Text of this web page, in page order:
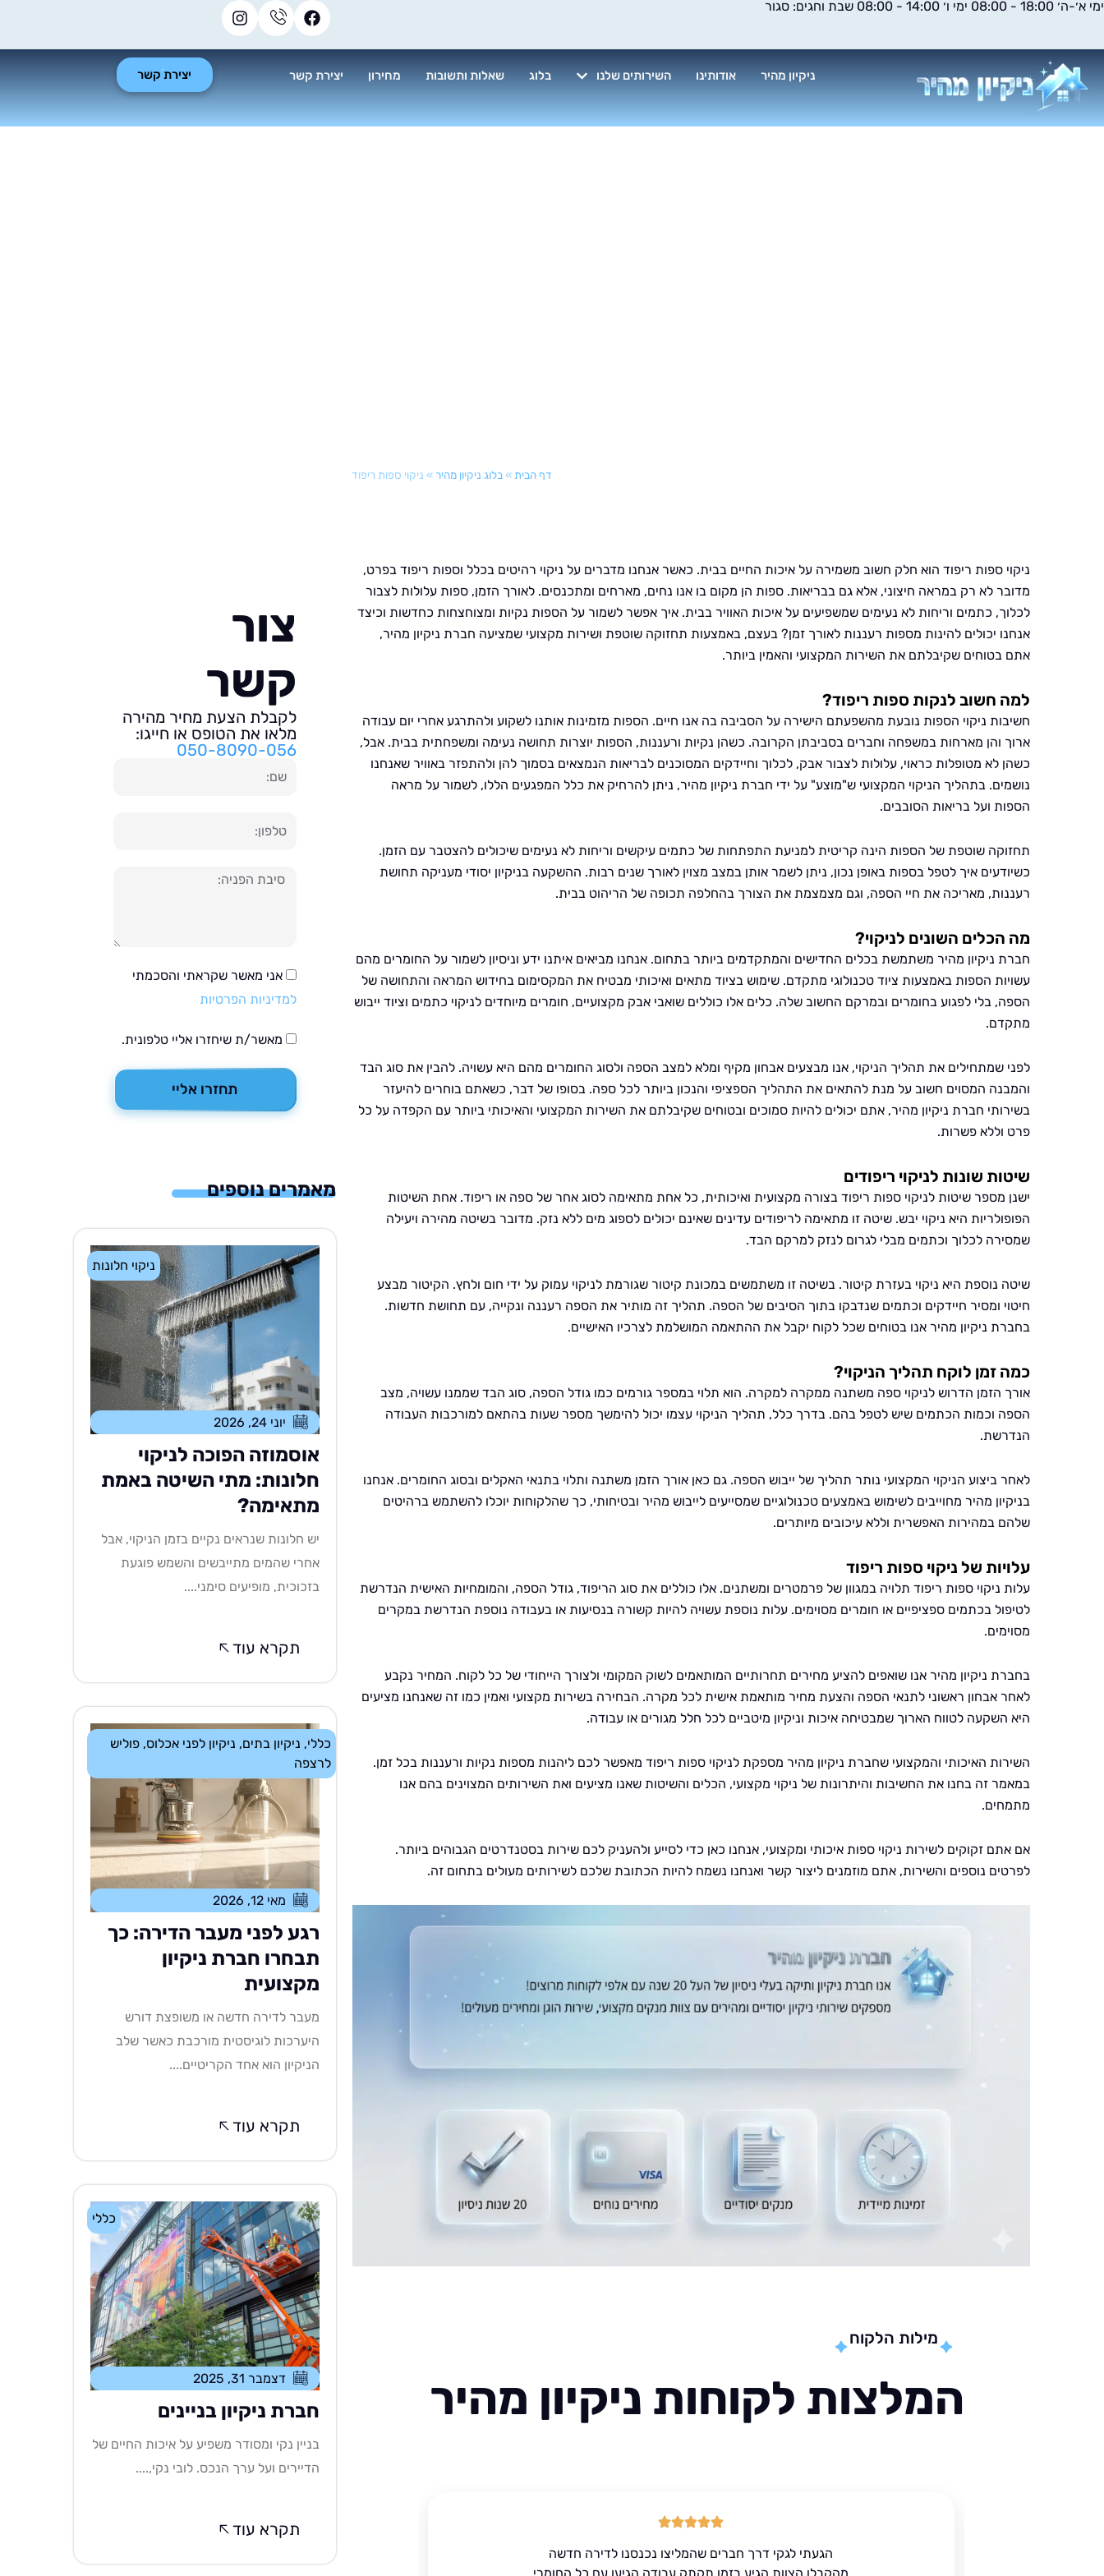
דילוג
ימי א׳-ה׳ 18:00 - 08:00 ימי ו׳ 14:00 - 08:00 שבת וחגים: סגור
ניקיון מהיר אודותינו השירותים שלנו בלוג שאלות ותשובות מחירון יצירת קשר יצירת קשר
דף הבית »בלוג ניקיון מהיר» ניקוי ספות ריפוד
ניקוי ספות ריפוד הוא חלק חשוב משמירה על איכות החיים בבית. כאשר אנחנו מדברים על ניקוי רהיטים בכלל וספות ריפוד בפרט,
מדובר לא רק במראה חיצוני, אלא גם בבריאות. ספות הן מקום בו אנו נחים, מארחים ומתכנסים. לאורך הזמן, ספות עלולות לצבור
לכלוך, כתמים וריחות לא נעימים שמשפיעים על איכות האוויר בבית. איך אפשר לשמור על הספות נקיות ומצוחצחות כחדשות וכיצד
אנחנו יכולים להינות מספות רעננות לאורך זמן? בעצם, באמצעות תחזוקה שוטפת ושירות מקצועי שמציעה חברת ניקיון מהיר,
אתם בטוחים שקיבלתם את השירות המקצועי והאמין ביותר.
למה חשוב לנקות ספות ריפוד?
חשיבות ניקוי הספות נובעת מהשפעתם הישירה על הסביבה בה אנו חיים. הספות מזמינות אותנו לשקוע ולהתרגע אחרי יום עבודה
ארוך והן מארחות במשפחה וחברים בסביבתן הקרובה. כשהן נקיות ורעננות, הספות יוצרות תחושה נעימה ומשפחתית בבית. אבל,
כשהן לא מטופלות כראוי, עלולות לצבור אבק, לכלוך וחיידקים המסוכנים לבריאות הנמצאים בסמוך להן ולהתפזר באוויר שאנחנו
נושמים. בתהליך הניקוי המקצועי ש"מוצע" על ידי חברת ניקיון מהיר, ניתן להרחיק את כלל המפגעים הללו, לשמור על מראה
הספות ועל בריאות הסובבים.
תחזוקה שוטפת של הספות הינה קריטית למניעת התפתחות של כתמים עיקשים וריחות לא נעימים שיכולים להצטבר עם הזמן.
כשיודעים איך לטפל בספות באופן נכון, ניתן לשמר אותן במצב מצוין לאורך שנים רבות. ההשקעה בניקיון יסודי מעניקה תחושת
רעננות, מאריכה את חיי הספה, וגם מצמצמת את הצורך בהחלפה תכופה של הריהוט בבית.
מה הכלים השונים לניקוי?
חברת ניקיון מהיר משתמשת בכלים החדישים והמתקדמים ביותר בתחום. אנחנו מביאים איתנו ידע וניסיון לשמור על החומרים מהם
עשויות הספות באמצעות ציוד טכנולוגי מתקדם. שימוש בציוד מתאים ואיכותי מבטיח את המקסימום בחידוש המראה והתחושה של
הספה, בלי לפגוע בחומרים ובמרקם החשוב שלה. כלים אלו כוללים שואבי אבק מקצועיים, חומרים מיוחדים לניקוי כתמים וציוד ייבוש
מתקדם.
לפני שמתחילים את תהליך הניקוי, אנו מבצעים אבחון מקיף ומלא למצב הספה ולסוג החומרים מהם היא עשויה. להבין את סוג הבד
והמבנה המסוים חשוב על מנת להתאים את התהליך הספציפי והנכון ביותר לכל ספה. בסופו של דבר, כשאתם בוחרים להיעזר
בשירותי חברת ניקיון מהיר, אתם יכולים להיות סמוכים ובטוחים שקיבלתם את השירות המקצועי והאיכותי ביותר עם הקפדה על כל
פרט וללא פשרות.
שיטות שונות לניקוי ריפודים
ישנן מספר שיטות לניקוי ספות ריפוד בצורה מקצועית ואיכותית, כל אחת מתאימה לסוג אחר של ספה או ריפוד. אחת השיטות
הפופולריות היא ניקוי יבש. שיטה זו מתאימה לריפודים עדינים שאינם יכולים לספוג מים ללא נזק. מדובר בשיטה מהירה ויעילה
שמסירה לכלוך וכתמים מבלי לגרום לנזק למרקם הבד.
שיטה נוספת היא ניקוי בעזרת קיטור. בשיטה זו משתמשים במכונת קיטור שגורמת לניקוי עמוק על ידי חום ולחץ. הקיטור מבצע
חיטוי ומסיר חיידקים וכתמים שנדבקו בתוך הסיבים של הספה. תהליך זה מותיר את הספה רעננה ונקייה, עם תחושת חדשות.
בחברת ניקיון מהיר אנו בטוחים שכל לקוח יקבל את ההתאמה המושלמת לצרכיו האישיים.
כמה זמן לוקח תהליך הניקוי?
אורך הזמן הדרוש לניקוי ספה משתנה ממקרה למקרה. הוא תלוי במספר גורמים כמו גודל הספה, סוג הבד שממנו עשויה, מצב
הספה וכמות הכתמים שיש לטפל בהם. בדרך כלל, תהליך הניקוי עצמו יכול להימשך מספר שעות בהתאם למורכבות העבודה
הנדרשת.
לאחר ביצוע הניקוי המקצועי נותר תהליך של ייבוש הספה. גם כאן אורך הזמן משתנה ותלוי בתנאי האקלים ובסוג החומרים. אנחנו
בניקיון מהיר מחוייבים לשימוש באמצעים טכנולוגיים שמסייעים לייבוש מהיר ובטיחותי, כך שהלקוחות יוכלו להשתמש ברהיטים
שלהם במהירות האפשרית וללא עיכובים מיותרים.
עלויות של ניקוי ספות ריפוד
עלות ניקוי ספות ריפוד תלויה במגוון של פרמטרים ומשתנים. אלו כוללים את סוג הריפוד, גודל הספה, והמומחיות האישית הנדרשת
לטיפול בכתמים ספציפיים או חומרים מסוימים. עלות נוספת עשויה להיות קשורה בנסיעות או בעבודה נוספת הנדרשת במקרים
מסוימים.
בחברת ניקיון מהיר אנו שואפים להציע מחירים תחרותיים המותאמים לשוק המקומי ולצורך הייחודי של כל לקוח. המחיר נקבע
לאחר אבחון ראשוני לתנאי הספה והצעת מחיר מותאמת אישית לכל מקרה. הבחירה בשירות מקצועי ואמין כמו זה שאנחנו מציעים
היא השקעה לטווח הארוך שמבטיחה איכות וניקיון מיטביים לכל חלל מגורים או עבודה.
השירות האיכותי והמקצועי שחברת ניקיון מהיר מספקת לניקוי ספות ריפוד מאפשר לכם ליהנות מספות נקיות ורעננות בכל זמן.
במאמר זה בחנו את החשיבות והיתרונות של ניקוי מקצועי, הכלים והשיטות שאנו מציעים ואת השירותים המצוינים בהם אנו
מתמחים.
אם אתם זקוקים לשירות ניקוי ספות איכותי ומקצועי, אנחנו כאן כדי לסייע ולהעניק לכם שירות בסטנדרטים הגבוהים ביותר.
לפרטים נוספים והשירות, אתם מוזמנים ליצור קשר ואנחנו נשמח להיות הכתובת שלכם לשירותים מעולים בתחום זה.
מילות הלקוח
המלצות לקוחות ניקיון מהיר
הגעתי לגקי דרך חברים שהמליצו נכנסנו לדירה חדשה
צור
קשר
לקבלת הצעת מחיר מהירה
מלאו את הטופס או חייגו:
050-8090-056
טלפון
הודעה
אני מאשר שקראתי והסכמתי
למדיניות הפרטיות
מאשר/ת שיחזרו אליי טלפונית.
תחזרו אליי
מאמרים נוספים
ניקוי חלונות
יוני 24, 2026
אוסמוזה הפוכה לניקוי
חלונות: מתי השיטה באמת
מתאימה?
יש חלונות שנראים נקיים בזמן הניקוי, אבל
אחרי שהמים מתייבשים והשמש פוגעת
בזכוכית, מופיעים סימני....
תקרא עוד
כללי, ניקיון בתים, ניקיון לפני אכלוס,פוליש
לרצפה
מאי 12, 2026
רגע לפני מעבר הדירה: כך
תבחרו חברת ניקיון
מקצועית
מעבר לדירה חדשה או משופצת דורש
היערכות לוגיסטית מורכבת כאשר שלב
הניקיון הוא אחד הקריטיים....
תקרא עוד
כללי
דצמבר 31, 2025
חברת ניקיון בניינים
בניין נקי ומסודר משפיע על איכות החיים של
הדיירים ועל ערך הנכס. לובי נקי,....
תקרא עוד